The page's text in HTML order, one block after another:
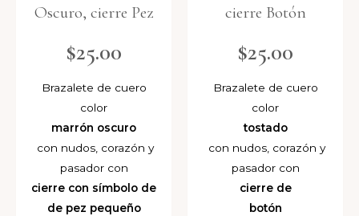
Oscuro, cierre Pez
$25.00
Brazalete de cuero
color
marrón oscuro
con nudos, corazón y
pasador con
cierre con símbolo de
de pez pequeño
cierre Botón
$25.00
Brazalete de cuero
color
tostado
con nudos, corazón y
pasador con
cierre de
botón